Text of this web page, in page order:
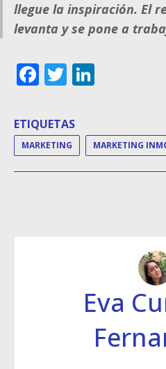
llegue la inspiración. El
levanta y se pone a
Facebook
Twitter
ETIQUETAS
MARKETING
Eva